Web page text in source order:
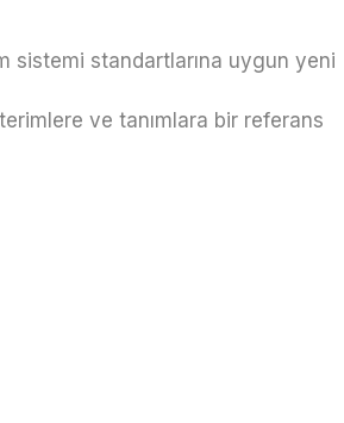
sistemi standartlarına uygun yeni
ve tanımlara bir referans